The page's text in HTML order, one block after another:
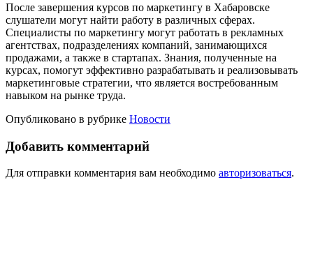
После завершения курсов по маркетингу в Хабаровске
слушатели могут найти работу в различных сферах.
Специалисты по маркетингу могут работать в рекламных
агентствах, подразделениях компаний, занимающихся
продажами, а также в стартапах. Знания, полученные на
курсах, помогут эффективно разрабатывать и реализовывать
маркетинговые стратегии, что является востребованным
навыком на рынке труда.
Опубликовано в рубрике Новости
Добавить комментарий
Для отправки комментария вам необходимо авторизоваться.